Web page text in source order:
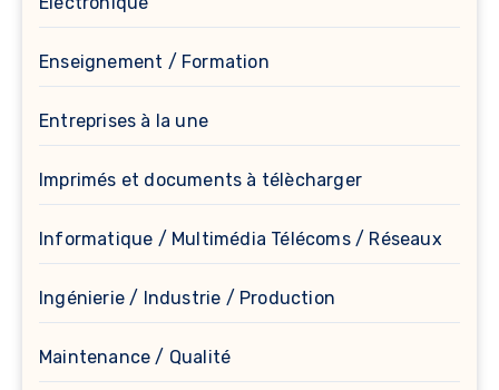
Enseignement / Formation
Entreprises à la une
Imprimés et documents à télècharger
Informatique / Multimédia Télécoms / Réseaux
Ingénierie / Industrie / Production
Maintenance / Qualité